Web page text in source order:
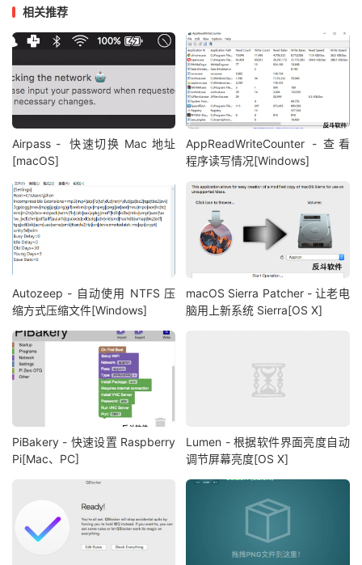
相关推荐
Airpass - 快速切换 Mac 地址
[macOS]
AppReadWriteCounter - 查看
程序读写情况[Windows]
Autozeep - 自动使用 NTFS 压
缩方式压缩文件[Windows]
macOS Sierra Patcher - 让老电
脑用上新系统 Sierra[OS X]
PiBakery - 快速设置 Raspberry
Pi[Mac、PC]
Lumen - 根据软件界面亮度自动
调节屏幕亮度[OS X]